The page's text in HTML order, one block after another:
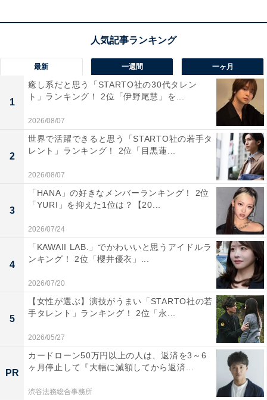
1位：バッテリィズ／12.2％
1位は、お笑いコンビ「バッテリィズ」。芸人草野球チ
ーム「上方ホンキッキーズ」でバッテリーを組んでいた
エースさんと寺家（ジケ）さんが2017年にコンビを結
成。
2024年「M-1グランプリ」では準優勝を果たし、自由奔
放で純粋な“アホキャラ”、エースさんが繰り出す破天荒
なボケに冷静かつ大人で常識的なツッコミを入れる寺家
さんとの掛け合いが、審査員をはじめ多くの視聴者を魅
了しました。4月からは東京進出が決定するなど大躍進
を続けています。
この記事の筆者：福島 ゆき プロフィール
最新 一週間 一ヶ月
1
癒し系だと思う「STARTO社の30代タレン
ト」ランキング！ 2位「伊野尾慧」を...
2026/08/07
2
世界で活躍できると思う「STARTO社の若手タ
レント」ランキング！ 2位「目黒蓮...
2026/08/07
3
「HANA」の好きなメンバーランキング！ 2位
「YURI」を抑えた1位は？【20...
2026/07/24
4
「KAWAII LAB.」でかわいいと思うアイドルラ
ンキング！ 2位「櫻井優衣」...
2026/07/20
5
【女性が選ぶ】演技がうまい「STARTO社の若
手タレント」ランキング！ 2位「永...
2026/05/27
PR
カードローン50万円以上の人は、返済を3～6
ヶ月停止して『大幅に減額してから返済...
渋谷法務総合事務所